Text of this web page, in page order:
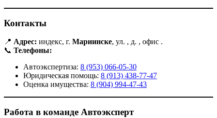
Контакты
📍 Адрес: индекс, г. Мариинске, ул. , д. , офис .
📞 Телефоны:
Автоэкспертиза: 8 (953) 066-05-30
Юридическая помощь: 8 (913) 438-77-47
Оценка имущества: 8 (904) 994-47-43
Работа в команде Автоэксперт